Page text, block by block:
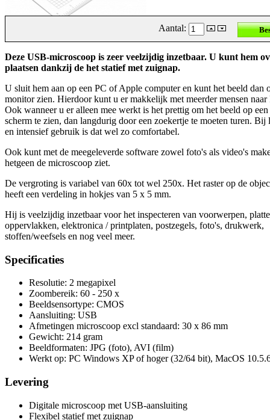
Aantal:
Deze USB-microscoop is zeer veelzijdig inzetbaar. U kunt hem
plaatsen dankzij de het statief met zuignap.
U sluit hem aan op een PC of Apple computer en kunt het beeld dan
monitor zien. Hierdoor kunt u er makkelijk met meerder mensen
Ook wanneer u er alleen mee werkt is het prettig om het beeld op
scherm te zien, dan langdurig door een zoekertje te moeten turen. Bij
en intensief gebruik is dat wel zo comfortabel.
Ook kunt met de meegeleverde software zowel foto's als video's
hetgeen de microscoop ziet.
De vergroting is variabel van 60x tot wel 250x. Het raster op de
heeft een verdeling in hokjes van 5 x 5 mm.
Hij is veelzijdig inzetbaar voor het inspecteren van voorwerpen, platte
oppervlakken, elektronica / printplaten, postzegels, foto's, drukwerk,
stoffen/weefsels en nog veel meer.
Specificaties
Resolutie: 2 megapixel
Zoombereik: 60 - 250 x
Beeldsensortype: CMOS
Aansluiting: USB
Afmetingen microscoop excl standaard: 30 x 86 mm
Gewicht: 214 gram
Beeldformaten: JPG (foto), AVI (film)
Werkt op: PC Windows XP of hoger (32/64 bit), MacOS
Levering
Digitale microscoop met USB-aansluiting
Flexibel statief met zuignap